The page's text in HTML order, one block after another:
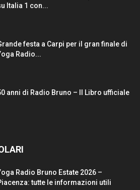
Italia 1 con...
festa a Carpi per il gran finale di
Radio...
anni di Radio Bruno – Il Libro ufficiale
Radio Bruno Estate 2026 –
tutte le informazioni utili